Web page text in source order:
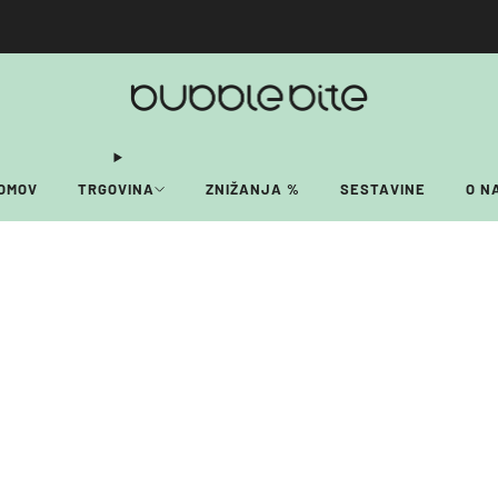
TRGOVINA ZNIŽANJA % SESTAVINE O